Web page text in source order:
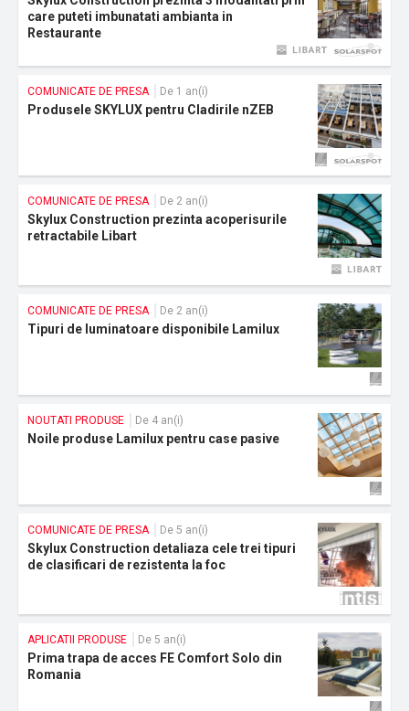
care puteti imbunatati ambianta in
Restaurante
COMUNICATE DE PRESA De 1 an(i)
Produsele SKYLUX pentru Cladirile nZEB
COMUNICATE DE PRESA De 2 an(i)
Skylux Construction prezinta acoperisurile
retractabile Libart
COMUNICATE DE PRESA De 2 an(i)
Tipuri de luminatoare disponibile Lamilux
NOUTATI PRODUSE De 4 an(i)
Noile produse Lamilux pentru case pasive
COMUNICATE DE PRESA De 5 an(i)
Skylux Construction detaliaza cele trei tipuri
de clasificari de rezistenta la foc
APLICATII PRODUSE De 5 an(i)
Prima trapa de acces FE Comfort Solo din
Romania